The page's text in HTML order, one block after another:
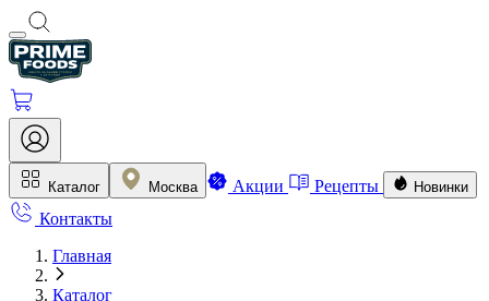
Каталог Москва Акции Рецепты Новинки
Контакты
Главная
Каталог